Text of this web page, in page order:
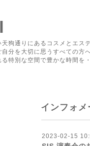
狗通りにあるコスメとエス
分を大切に思うすべての方へ
特別な空間で豊かな時間を・
インフォメ
2023-02-15